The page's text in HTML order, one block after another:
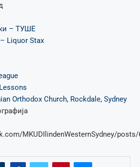
– ТУШЕ
Liquor Stax
Orthodox Church, Rockdale, Sydney
MKUDIlindenWesternSydney/posts/